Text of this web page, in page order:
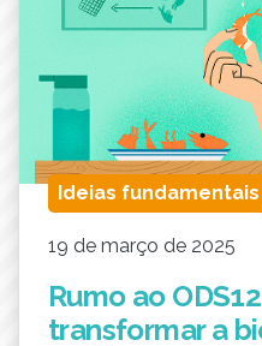
Ideias fundamentais
19 de março de 2025
Rumo ao
transformar a